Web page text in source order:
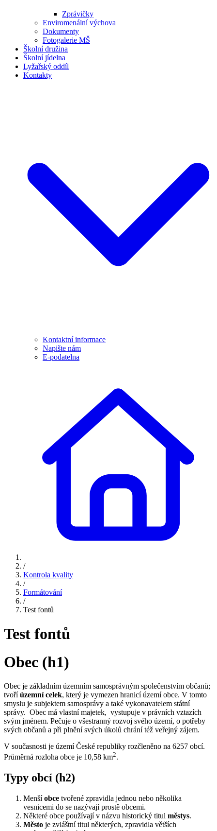
Zprávičky
Enviromenální výchova
Dokumenty
Fotogalerie MŠ
Školní družina
Školní jídelna
Lyžařský oddíl
Kontakty
Kontaktní informace
Napište nám
E-podatelna
/
Kontrola kvality
/
Formátování
/
Test fontů
Test fontů
Obec (h1)
Obec je základním územním samosprávným společenstvím občanů;
tvoříúzemní celek, který je vymezen hranicí území obce. V tomto
smyslu je subjektem samosprávy a také vykonavatelem státní
správy. Obec má vlastní majetek, vystupuje v právních vztazích
svým jménem. Pečuje o všestranný rozvoj svého území, o potřeby
svých občanů a při plnění svých úkolů chrání též veřejný zájem.
V současnosti je území České republiky rozčleněno na 6257 obcí.
Průměrná rozloha obce je 10,58 km2.
Typy obcí (h2)
Menšíobce tvořené zpravidla jednou nebo několika
vesnicemi do se nazývají prostě obcemi.
Některé obce používají v názvu historický titul městys.
Město je zvláštní titul některých, zpravidla větších